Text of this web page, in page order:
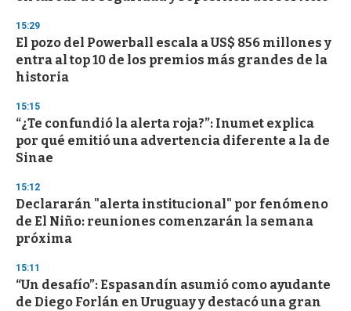
15:29
El pozo del Powerball escala a US$ 856 millones y
entra al top 10 de los premios más grandes de la
historia
15:15
“¿Te confundió la alerta roja?”: Inumet explica
por qué emitió una advertencia diferente a la de
Sinae
15:12
Declararán "alerta institucional" por fenómeno
de El Niño: reuniones comenzarán la semana
próxima
15:11
“Un desafío”: Espasandín asumió como ayudante
de Diego Forlán en Uruguay y destacó una gran